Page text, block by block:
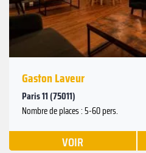
Gaston Laveur
Paris 11 (75011)
Nombre de places : 5-60 pers.
VOIR